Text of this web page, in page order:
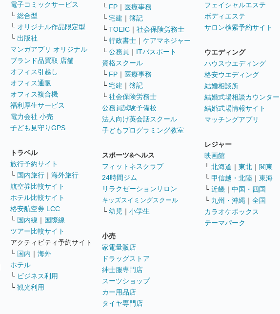
電子コミックサービス
└ 総合型
└ オリジナル作品限定型
└ 出版社
マンガアプリ オリジナル
ブランド品買取 店舗
オフィス引越し
オフィス通販
オフィス複合機
福利厚生サービス
電力会社 小売
子ども見守りGPS
トラベル
旅行予約サイト
└ 国内旅行 ｜ 海外旅行
航空券比較サイト
ホテル比較サイト
格安航空券 LCC
└ 国内線 ｜ 国際線
ツアー比較サイト
アクティビティ予約サイト
└ 国内 ｜ 海外
ホテル
└ ビジネス利用
└ 観光利用
└ FP ｜ 医療事務
└ 宅建 ｜ 簿記
└ TOEIC ｜ 社会保険労務士
└ 行政書士 ｜ ケアマネジャー
└ 公務員 ｜ ITパスポート
資格スクール
└ FP ｜ 医療事務
└ 宅建 ｜ 簿記
└ 社会保険労務士
公務員試験予備校
法人向け英会話スクール
子どもプログラミング教室
スポーツ&ヘルス
フィットネスクラブ
24時間ジム
リラクゼーションサロン
キッズスイミングスクール
└ 幼児 ｜ 小学生
小売
家電量販店
ドラッグストア
紳士服専門店
スーツショップ
カー用品店
タイヤ専門店
フェイシャルエステ
ボディエステ
サロン検索予約サイト
ウエディング
ハウスウエディング
格安ウエディング
結婚相談所
結婚式場相談カウンター
結婚式場情報サイト
マッチングアプリ
レジャー
映画館
└ 北海道 ｜ 東北 ｜ 関東
└ 甲信越・北陸 ｜ 東海
└ 近畿 ｜ 中国・四国
└ 九州・沖縄 ｜ 全国
カラオケボックス
テーマパーク